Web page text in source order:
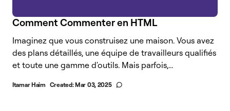
Comment Commenter en HTML
Imaginez que vous construisez une maison. Vous avez
des plans détaillés, une équipe de travailleurs qualifiés
et toute une gamme d'outils. Mais parfois,...
Itamar Haim Created:Mar 03, 2025